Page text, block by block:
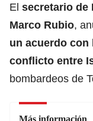
El secretario de
Marco Rubio,
un acuerdo con
conflicto entre
bombardeos de
Más información